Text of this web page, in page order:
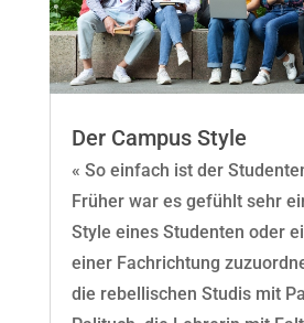
Der Campus Style
« So einfach ist der
Früher war es gefühlt sehr
Style eines Studenten oder
einer Fachrichtung
die rebellischen Studis mit